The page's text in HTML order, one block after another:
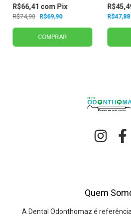
R$74,90 R$69,90
R$66,41 com Pix
COMPRAR
R$47,88
Quem
A Dental Odonthomaz é